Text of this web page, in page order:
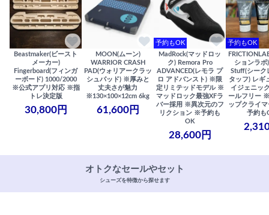
Beastmaker(ビースト
メーカー)
Fingerboard(フィンガ
ーボード) 1000/2000
※公式アプリ対応 ※指
トレ決定版
30,800円
MOON(ムーン)
WARRIOR CRASH
PAD(ウォリアークラッ
シュパッド) ※厚みと
丈夫さが魅力
※130×100×12cm 6kg
61,600円
予約もOK
MadRock(マッドロッ
ク) Remora Pro
ADVANCED(レモラ プ
ロ アドバンスト) ※限
定リミテッドモデル ※
マッドロック最強XFラ
バー採用 ※異次元のフ
リクション ※予約も
OK
28,600円
予約もOK
ションラボ
Stuff(シーク
タッフ) レギ
イジェニッ
ールフリー
ップクライ
予約も
オトクなセールやセット
シューズを特徴から探せます